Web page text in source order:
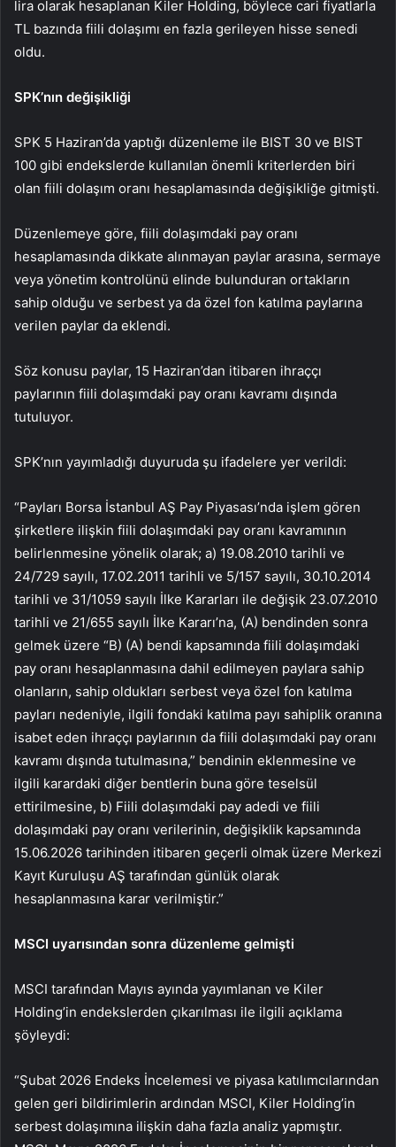
lira olarak hesaplanan Kiler Holding, böylece cari fiyatlarla
TL bazında fiili dolaşımı en fazla gerileyen hisse senedi
oldu.
SPK’nın değişikliği
SPK 5 Haziran’da yaptığı düzenleme ile BIST 30 ve BIST
100 gibi endekslerde kullanılan önemli kriterlerden biri
olan fiili dolaşım oranı hesaplamasında değişikliğe gitmişti.
Düzenlemeye göre, fiili dolaşımdaki pay oranı
hesaplamasında dikkate alınmayan paylar arasına, sermaye
veya yönetim kontrolünü elinde bulunduran ortakların
sahip olduğu ve serbest ya da özel fon katılma paylarına
verilen paylar da eklendi.
Söz konusu paylar, 15 Haziran’dan itibaren ihraççı
paylarının fiili dolaşımdaki pay oranı kavramı dışında
tutuluyor.
SPK’nın yayımladığı duyuruda şu ifadelere yer verildi:
“Payları Borsa İstanbul AŞ Pay Piyasası’nda işlem gören
şirketlere ilişkin fiili dolaşımdaki pay oranı kavramının
belirlenmesine yönelik olarak; a) 19.08.2010 tarihli ve
24/729 sayılı, 17.02.2011 tarihli ve 5/157 sayılı, 30.10.2014
tarihli ve 31/1059 sayılı İlke Kararları ile değişik 23.07.2010
tarihli ve 21/655 sayılı İlke Kararı’na, (A) bendinden sonra
gelmek üzere “B) (A) bendi kapsamında fiili dolaşımdaki
pay oranı hesaplanmasına dahil edilmeyen paylara sahip
olanların, sahip oldukları serbest veya özel fon katılma
payları nedeniyle, ilgili fondaki katılma payı sahiplik oranına
isabet eden ihraççı paylarının da fiili dolaşımdaki pay oranı
kavramı dışında tutulmasına,” bendinin eklenmesine ve
ilgili karardaki diğer bentlerin buna göre teselsül
ettirilmesine, b) Fiili dolaşımdaki pay adedi ve fiili
dolaşımdaki pay oranı verilerinin, değişiklik kapsamında
15.06.2026 tarihinden itibaren geçerli olmak üzere Merkezi
Kayıt Kuruluşu AŞ tarafından günlük olarak
hesaplanmasına karar verilmiştir.”
MSCI uyarısından sonra düzenleme gelmişti
MSCI tarafından Mayıs ayında yayımlanan ve Kiler
Holding’in endekslerden çıkarılması ile ilgili açıklama
şöyleydi:
“Şubat 2026 Endeks İncelemesi ve piyasa katılımcılarından
gelen geri bildirimlerin ardından MSCI, Kiler Holding’in
serbest dolaşımına ilişkin daha fazla analiz yapmıştır.